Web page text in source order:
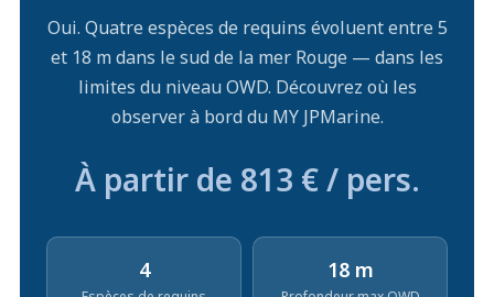
Oui. Quatre espèces de requins évoluent entre 5
et 18 m dans le sud de la mer Rouge — dans les
limites du niveau OWD. Découvrez où les
observer à bord du MY JPMarine.
À partir de 813 € / pers.
4 18 m